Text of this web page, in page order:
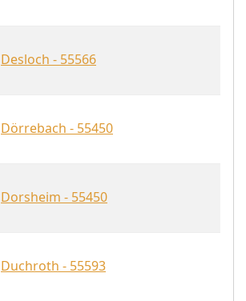
Desloch - 55566
Dörrebach - 55450
Dorsheim - 55450
Duchroth - 55593